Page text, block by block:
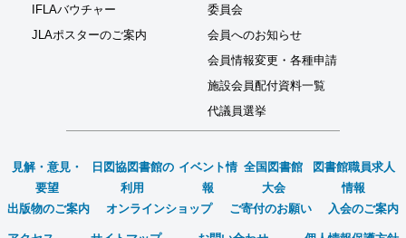
IFLAバウチャー
JLAポスターのご案内
委員会
会員へのお知らせ
会員情報変更・各種申請
施設会員配付資料一覧
代議員選挙
見解・意見・
要望
日図協図書館の
利用
イベント情
報
全国図書館
大会
図書館職員求人
情報
出版物のご案内
オンラインショップ ご寄付のお願い 入会のご案内